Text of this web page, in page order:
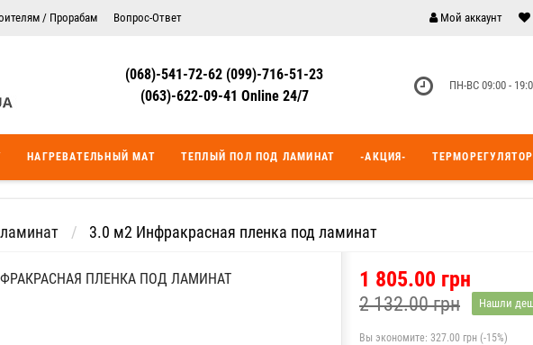
/ Прорабам Вопрос-Ответ Мой аккаунт
(068)-541-72-62 (099)-716-51-23
(063)-622-09-41 Online 24/7
ПН-ВС 09:00 -
НАГРЕВАТЕЛЬНЫЙ МАТ ТЕПЛЫЙ ПОЛ ПОД ЛАМИНАТ -АКЦИЯ-
3.0 м2 Инфракрасная пленка под ламинат
ПЛЕНКА ПОД ЛАМИНАТ 1 805.00 грн
2 132.00 грн Нашли
Вы экономите: 327.00 грн (-15%)